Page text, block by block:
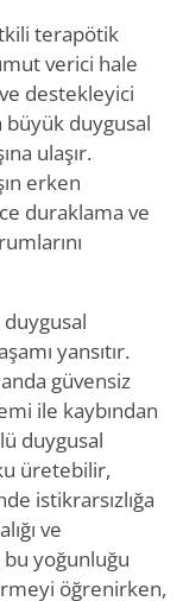
terapötik
verici hale
destekleyici
duygusal
ulaşır.
erken
duraklama ve
duygusal
yansıtır.
güvensiz
ile kaybından
duygusal
üretebilir,
istikrarsızlığa
ve
yoğunluğu
öğrenirken,